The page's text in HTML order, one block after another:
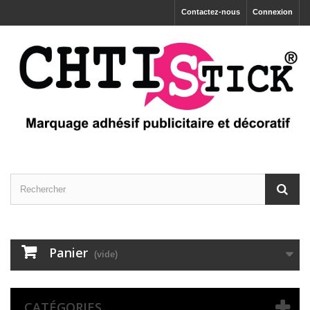
Connexion
Contactez-nous
Panier (vide)